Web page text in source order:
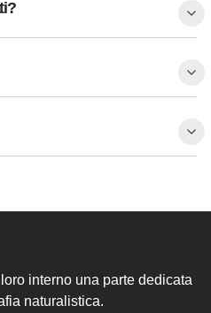
interno una parte dedicata
naturalistica.